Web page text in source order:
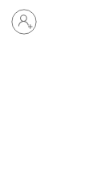
Entre
em
sua